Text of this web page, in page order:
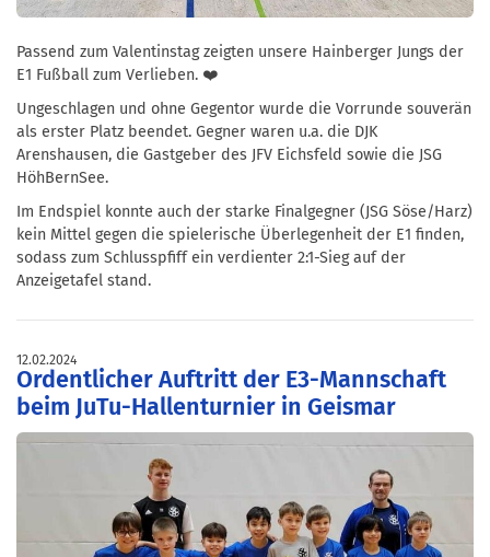
Passend zum Valentinstag zeigten unsere Hainberger Jungs der
E1 Fußball zum Verlieben. ❤️
Ungeschlagen und ohne Gegentor wurde die Vorrunde souverän
als erster Platz beendet. Gegner waren u.a. die DJK
Arenshausen, die Gastgeber des JFV Eichsfeld sowie die JSG
HöhBernSee.
Im Endspiel konnte auch der starke Finalgegner (JSG Söse/Harz)
kein Mittel gegen die spielerische Überlegenheit der E1 finden,
sodass zum Schlusspfiff ein verdienter 2:1-Sieg auf der
Anzeigetafel stand.
12.02.2024
Ordentlicher Auftritt der E3-Mannschaft
beim JuTu-Hallenturnier in Geismar